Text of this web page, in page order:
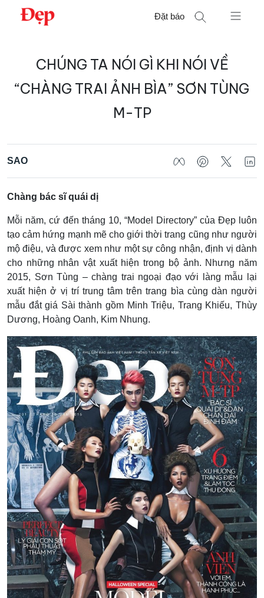
Chuyển
Đặt báo
CHÚNG TA NÓI GÌ KHI NÓI VỀ
“CHÀNG TRAI ẢNH BÌA” SƠN TÙNG
M-TP
SAO
Chàng bác sĩ quái dị
Mỗi năm, cứ đến tháng 10, “Model Directory” của Đẹp luôn
tạo cảm hứng mạnh mẽ cho giới thời trang cũng như người
mộ điệu, và được xem như một sự công nhận, định vị dành
cho những nhân vật xuất hiện trong bộ ảnh. Nhưng năm
2015, Sơn Tùng – chàng trai ngoại đạo với làng mẫu lại
xuất hiện ở vị trí trung tâm trên trang bìa cùng dàn người
mẫu đắt giá Sài thành gồm Minh Triệu, Trang Khiếu, Thùy
Dương, Hoàng Oanh, Kim Nhung.